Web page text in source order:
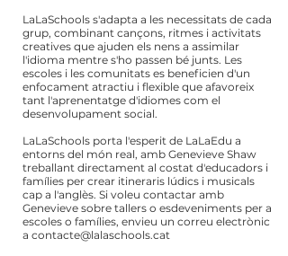
LaLaSchools s'adapta a les necessitats de cada
grup, combinant cançons, ritmes i activitats
creatives que ajuden els nens a assimilar
l'idioma mentre s'ho passen bé junts. Les
escoles i les comunitats es beneficien d'un
enfocament atractiu i flexible que afavoreix
tant l'aprenentatge d'idiomes com el
desenvolupament social.
LaLaSchools porta l'esperit de LaLaEdu a
entorns del món real, amb Genevieve Shaw
treballant directament al costat d'educadors i
famílies per crear itineraris lúdics i musicals
cap a l'anglès. Si voleu contactar amb
Genevieve sobre tallers o esdeveniments per a
escoles o famílies, envieu un correu electrònic
a contacte@lalaschools.cat